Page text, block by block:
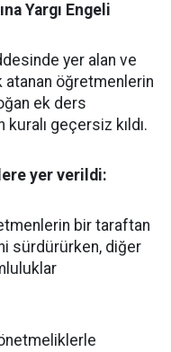
Yargı Engeli
yer alan ve
atanan öğretmenlerin
ek ders
geçersiz kıldı.
yer verildi:
bir taraftan
sürdürürken, diğer